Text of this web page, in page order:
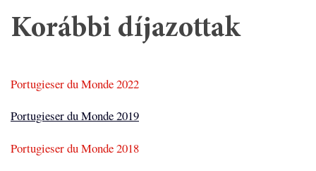
Korábbi díjazottak
Portugieser du Monde 2022
Portugieser du Monde 2019
Portugieser du Monde 2018